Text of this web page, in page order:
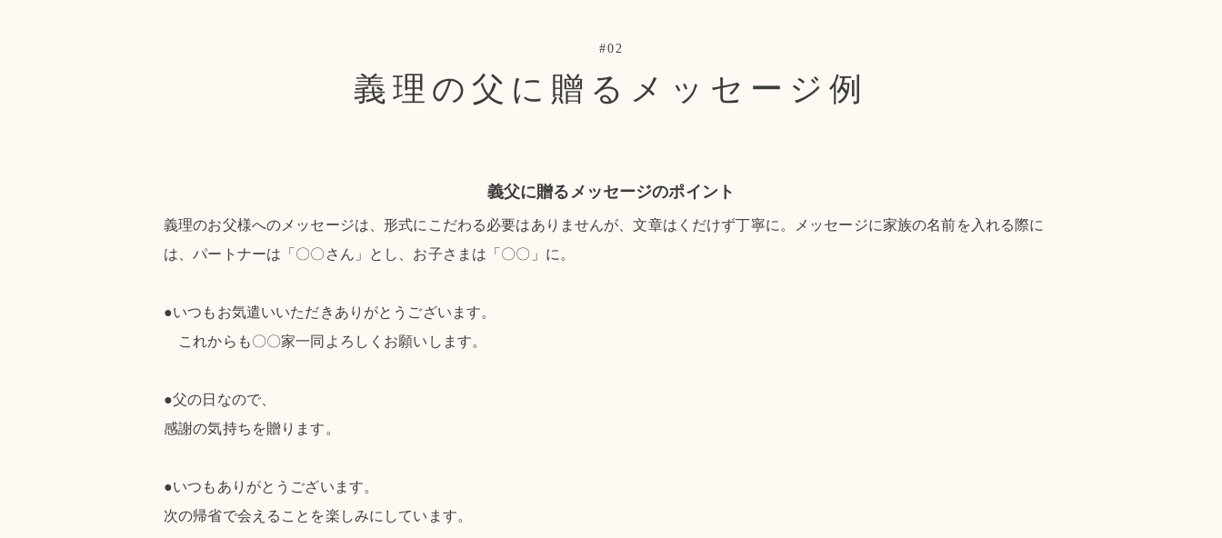
#02
義理の父に贈るメッセージ例
義父に贈るメッセージのポイント
義理のお父様へのメッセージは、形式にこだわる必要はありませんが、文章はくだけず丁寧に。メッセージに家族の名前を入れる際に
は、パートナーは「〇〇さん」とし、お子さまは「〇〇」に。
●いつもお気遣いいただきありがとうございます。
これからも〇〇家一同よろしくお願いします。
●父の日なので、
感謝の気持ちを贈ります。
●いつもありがとうございます。
次の帰省で会えることを楽しみにしています。